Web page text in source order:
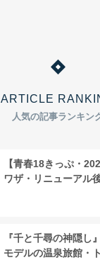
ARTICLE
人気の記事ランキン
【青春18きっぷ・
ワザ・リニューアル
『千と千尋の神隠し
モデルの温泉旅館・